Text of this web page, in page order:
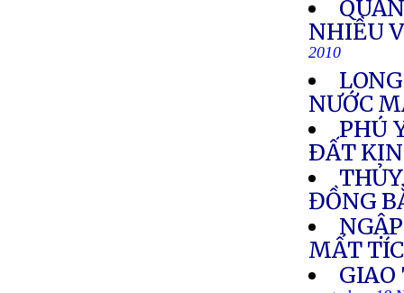
NHIỀU
2010
NƯỚC
PHÚ
ÐẤT
ĐỒNG
MẤT
GIAO